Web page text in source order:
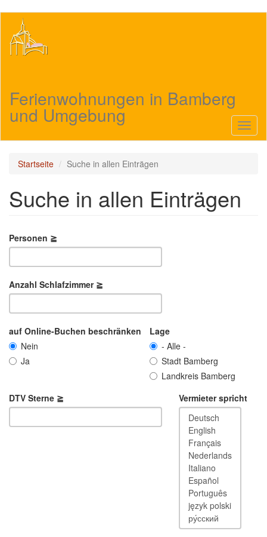
Inhalt
Ferienwohnungen in Bamberg
und Umgebung
Startseite Suche in allen Einträgen
Suche in allen Einträgen
Personen ≧
Anzahl Schlafzimmer ≧
auf Online-Buchen beschränken
Nein
Ja
Lage
- Alle -
Stadt Bamberg
Landkreis Bamberg
DTV Sterne ≧
Vermieter spricht